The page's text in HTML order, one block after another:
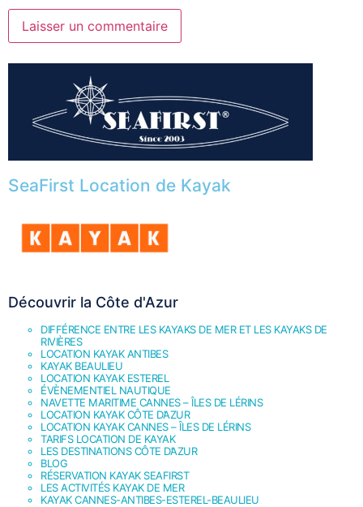
SeaFirst Location de Kayak
Découvrir la Côte d'Azur
DIFFÉRENCE ENTRE LES KAYAKS DE MER ET LES KAYAKS DE
RIVIÈRES
LOCATION KAYAK ANTIBES
KAYAK BEAULIEU
LOCATION KAYAK ESTEREL
ÉVÈNEMENTIEL NAUTIQUE
NAVETTE MARITIME CANNES – ÎLES DE LÉRINS
LOCATION KAYAK CÔTE D’AZUR
LOCATION KAYAK CANNES – ÎLES DE LÉRINS
TARIFS LOCATION DE KAYAK
LES DESTINATIONS CÔTE D’AZUR
BLOG
RÉSERVATION KAYAK SEAFIRST
LES ACTIVITÉS KAYAK DE MER
KAYAK CANNES-ANTIBES-ESTEREL-BEAULIEU